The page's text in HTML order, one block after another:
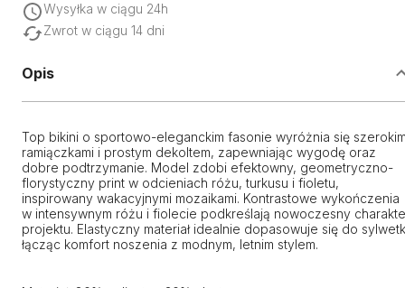
Wysyłka w ciągu 24h
Zwrot w ciągu 14 dni
Opis
Top bikini o sportowo-eleganckim fasonie wyróżnia się
ramiączkami i prostym dekoltem, zapewniając wygodę oraz
dobre podtrzymanie. Model zdobi efektowny, geometryczno-
florystyczny print w odcieniach różu, turkusu i fioletu,
inspirowany wakacyjnymi mozaikami. Kontrastowe wykończenia
w intensywnym różu i fiolecie podkreślają nowoczesny
projektu. Elastyczny materiał idealnie dopasowuje się do
łącząc komfort noszenia z modnym, letnim stylem.